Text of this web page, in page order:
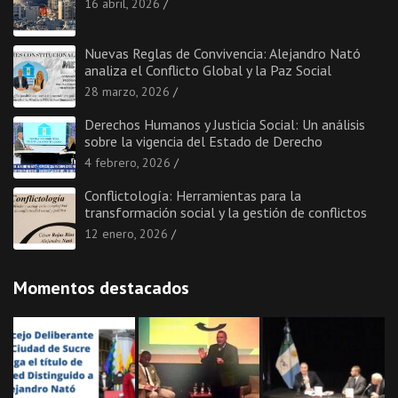
16 abril, 2026
Nuevas Reglas de Convivencia: Alejandro Nató
analiza el Conflicto Global y la Paz Social
28 marzo, 2026
Derechos Humanos y Justicia Social: Un análisis
sobre la vigencia del Estado de Derecho
4 febrero, 2026
Conflictología: Herramientas para la
transformación social y la gestión de conflictos
12 enero, 2026
Momentos destacados